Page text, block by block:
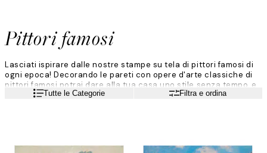
Pittori famosi
Lasciati ispirare dalle nostre stampe su tela di pittori famosi di
ogni epoca! Decorando le pareti con opere d'arte classiche di
pittori famosi potrai dare alla tua casa uno stile senza tempo, e
potrai mescolare e abbinare le opere d'arte dei tuoi artisti
Leggi di piùTutte le Categorie Filtra e ordina